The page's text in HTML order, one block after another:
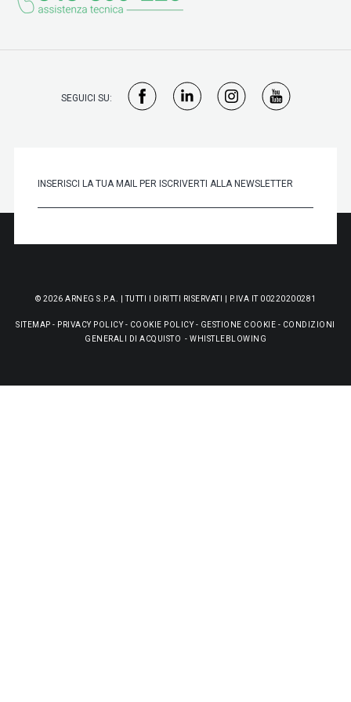
SEGUICI SU:
© 2026 ARNEG S.P.A. | TUTTI I DIRITTI RISERVATI | P.IVA IT 00220200281
SITEMAP - PRIVACY POLICY- COOKIE POLICY- GESTIONE COOKIE - CONDIZIONI
GENERALI DI ACQUISTO - WHISTLEBLOWING